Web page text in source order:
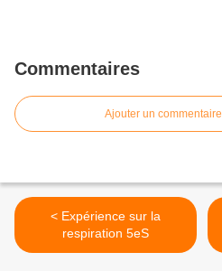
Commentaires
Ajouter un commentaire
< Expérience sur la
respiration 5eS